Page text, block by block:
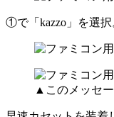
①で「kazzo」を選
▲このメッセ